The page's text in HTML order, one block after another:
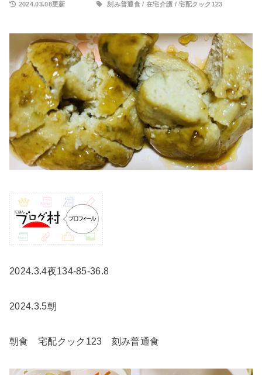
2024.03.08更新 刻み普通食/ 在宅介護 /宅配クック123
2024.3.4夜134-85-36.8
2024.3.5朝
朝食 宅配クック123 刻み普通食